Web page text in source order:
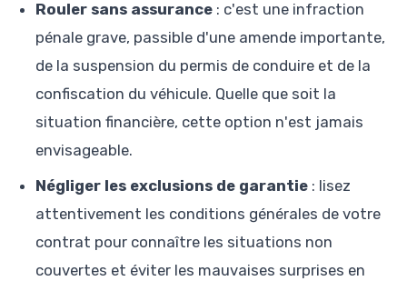
Rouler sans assurance : c'est une infraction
pénale grave, passible d'une amende importante,
de la suspension du permis de conduire et de la
confiscation du véhicule. Quelle que soit la
situation financière, cette option n'est jamais
envisageable.
Négliger les exclusions de garantie : lisez
attentivement les conditions générales de votre
contrat pour connaître les situations non
couvertes et éviter les mauvaises surprises en